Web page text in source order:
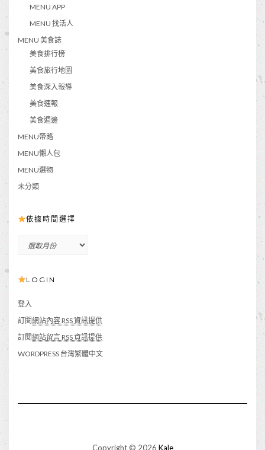
MENU APP
MENU 找活人
MENU 美食誌
美食排行榜
美食旅行地圖
美食深入報導
美食速報
美食週邊
MENU帶路
MENU懶人包
MENU選物
未分類
依據時間選擇
間
擇
LOGIN
登入
訂閱網站內容 RSS 資訊提供
訂閱網站留言 RSS 資訊提供
WORDPRESS 台灣繁體中文
Copyright © 2026 Kale